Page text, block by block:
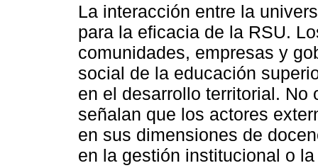
La interacción entre la
para la eficacia de la RSU.
comunidades, empresas y
social de la educación
en el desarrollo territorial.
señalan que los actores
en sus dimensiones de
en la gestión institucional o